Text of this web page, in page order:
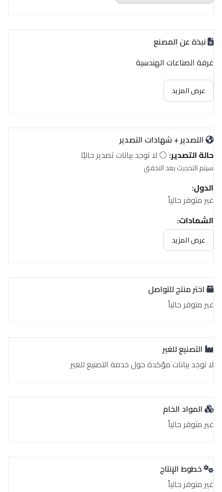
نبذة عن المصنع
غرفة الصناعات الهندسية
عرض المزيد
التصدير + شهادات التصدير
حالة التصدير: ⚪ لا توجد بيانات تصدير حاليًا
سيتم التحديث بعد التحقق
الدول:
غير متوفر حالياً
الشهادات:
غير متوفر حالياً
عرض المزيد
اختر منتج للتواصل
غير متوفر حالياً
التصنيع للغير
لا توجد بيانات مؤكدة حول خدمة التصنيع للغير
المواد الخام
غير متوفر حالياً
خطوط الإنتاج
غير متوفر حالياً